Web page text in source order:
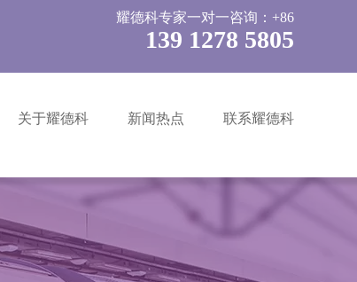
关于耀德科 新闻热点 联系耀德科
耀德科专家一对一咨询：+86
139 1278 5805